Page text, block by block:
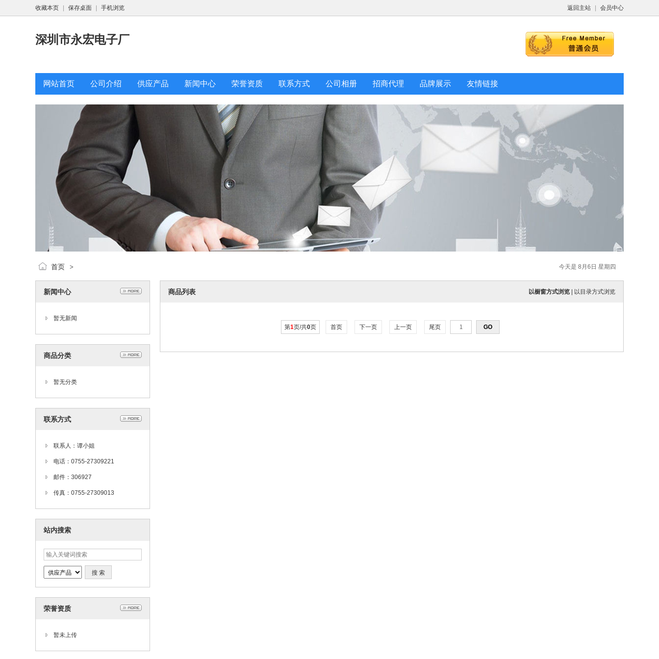
返回主站 会员中心
收藏本页 保存桌面 手机浏览
深圳市永宏电子厂
网站首页 公司介绍 供应产品 新闻中心 荣誉资质 联系方式 公司相册 招商代理 品牌展示 友情链接
今天是 8月6日 星期四
首页 >
新闻中心
暂无新闻
商品分类
暂无分类
联系方式
联系人：谭小姐
电话：0755-27309221
邮件：306927
传真：0755-27309013
站内搜索
荣誉资质
暂未上传
以橱窗方式浏览 以目录方式浏览
商品列表
第1页/共0页 首页 下一页 上一页 尾页